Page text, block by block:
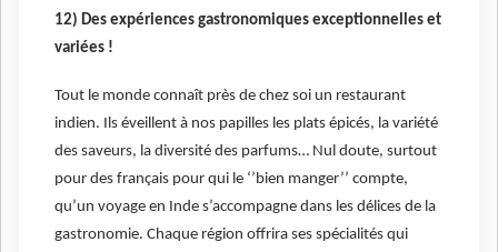
12) Des expériences gastronomiques exceptionnelles et
variées !
Tout le monde connaît près de chez soi un restaurant
indien. Ils éveillent à nos papilles les plats épicés, la variété
des saveurs, la diversité des parfums… Nul doute, surtout
pour des français pour qui le ‘’bien manger’’ compte,
qu’un voyage en Inde s’accompagne dans les délices de la
gastronomie. Chaque région offrira ses spécialités qui